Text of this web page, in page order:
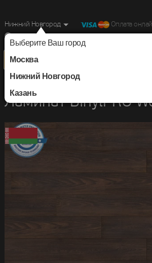
Нижний Новгород
Выберите Ваш город
Москва
Нижний Новгород
Казань
Оплата
г. Нижний Новгород, Ул. Республиканская
Ламинат BinylPRO